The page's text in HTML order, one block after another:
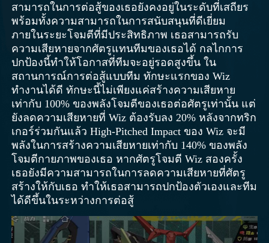
สามารถในการต่อสู้ของเธอยังคงอยู่ในระดับที่เสถียร
พร้อมทั้งความสามารถในการสนับสนุนที่ดีเยี่ยม
ภายในระยะโจมตีที่มีประสิทธิภาพ เธอสามารถรับ
ความเสียหายจากศัตรูแทนทีมของเธอได้ กลไกการ
ปกป้องนี้ทำให้โอกาสที่ทีมจะอยู่รอดสูงขึ้น ใน
สถานการณ์การต่อสู้แบบทีม ทักษะแรกของ Wiz
ทำงานได้ดี ทักษะนี้ไม่เพียงแค่สร้างความเสียหาย
เท่ากับ 100% ของพลังโจมตีของเธอต่อศัตรูเท่านั้น แต่
ยังลดความเสียหายที่ Wiz ต้องรับลง 20% หลังจากทริก
เกอร์ร่วมกันแล้ว High-Pitched Impact ของ Wiz จะมี
พลังในการสร้างความเสียหายเท่ากับ 140% ของพลัง
โจมตีกายภาพของเธอ หากศัตรูโจมตี Wiz สองครั้ง
เธอยังมีความสามารถในการลดความเสียหายที่ศัตรู
สร้างให้กับเธอ ทำให้เธอสามารถปกป้องตัวเองและทีม
ได้ดีขึ้นในระหว่างการต่อสู้